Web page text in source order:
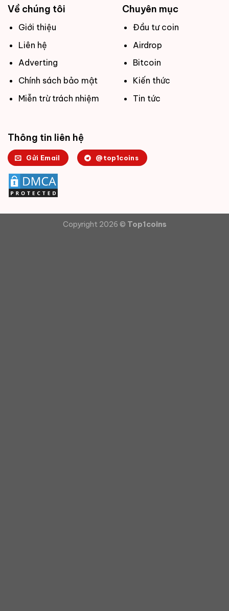
Về chúng tôi
Giới thiệu
Liên hệ
Adverting
Chính sách bảo mật
Miễn trừ trách nhiệm
Chuyên mục
Đầu tư coin
Airdrop
Bitcoin
Kiến thức
Tin tức
Thông tin liên hệ
Gửi Email @top1coins
Copyright 2026 © Top1coins